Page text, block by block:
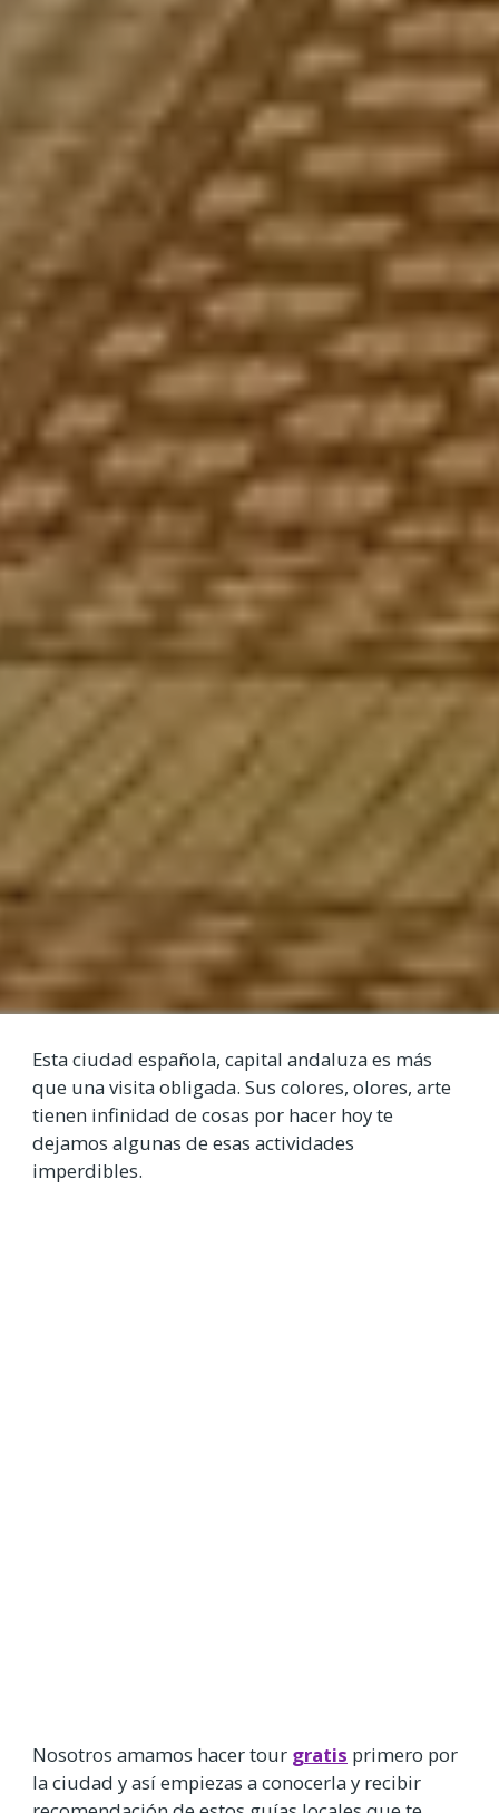
Esta ciudad española, capital andaluza es más
que una visita obligada. Sus colores, olores, arte
tienen infinidad de cosas por hacer hoy te
dejamos algunas de esas actividades
imperdibles.
Nosotros amamos hacer tour gratis primero por
la ciudad y así empiezas a conocerla y recibir